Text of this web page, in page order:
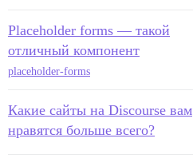
Placeholder forms — такой
отличный компонент
placeholder-forms
Какие сайты на Discourse вам
нравятся больше всего?